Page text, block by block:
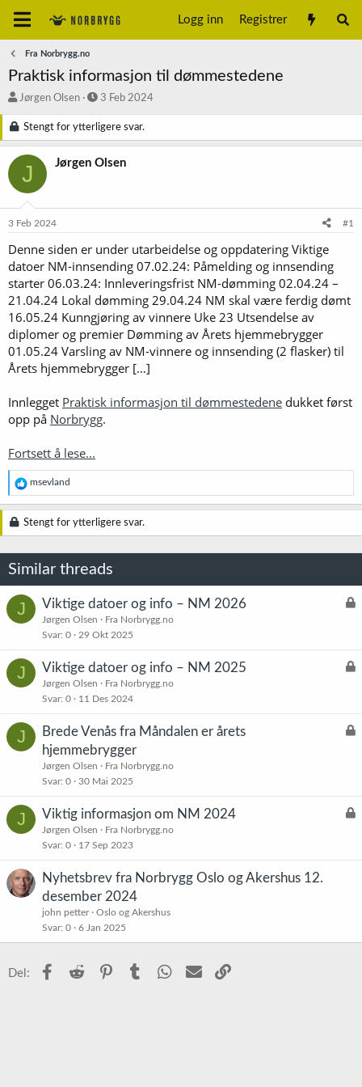
Logg inn Registrer
Fra Norbrygg.no
Praktisk informasjon til dømmestedene
T
å
d
s
e
Jørgen Olsen
S
a
r
t
d
3 Feb 2024
Stengt for ytterligere svar.
J Jørgen Olsen
3 Feb 2024 #1
Denne siden er under utarbeidelse og oppdatering Viktige
datoer NM-innsending 07.02.24: Påmelding og innsending
starter 06.03.24: Innleveringsfrist NM-dømming 02.04.24 –
21.04.24 Lokal dømming 29.04.24 NM skal være ferdig dømt
16.05.24 Kunngjøring av vinnere Uke 23 Utsendelse av
diplomer og premier Dømming av Årets hjemmebrygger
01.05.24 Varsling av NM-vinnere og innsending (2 flasker) til
Årets hjemmebrygger […]
Innlegget Praktisk informasjon til dømmestedene dukket først
opp på Norbrygg.
Fortsett å lese...
R
e
a
k
n
e
r
msevland
Stengt for ytterligere svar.
Similar threads
J
L
Viktige datoer og info – NM 2026
Jørgen Olsen
Fra Norbrygg.no
Svar 0 29 Okt 2025
J
L
Viktige datoer og info – NM 2025
Jørgen Olsen
Fra Norbrygg.no
Svar 0 11 Des 2024
J
L
Brede Venås fra Måndalen er årets
hjemmebrygger
Jørgen Olsen
Fra Norbrygg.no
Svar 0 30 Mai 2025
J
L
Viktig informasjon om NM 2024
Jørgen Olsen
Fra Norbrygg.no
Svar 0 17 Sep 2023
Nyhetsbrev fra Norbrygg Oslo og Akershus 12.
desember 2024
john petter
Oslo og Akershus
Svar 0 6 Jan 2025
Del: Facebook
Reddit PinterestTumblr WhatsApp
E-post